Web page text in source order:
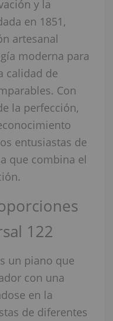
y la
en 1851,
artesanal
moderna para
calidad de
Con
la perfección,
entusiastas de
que combina el
122
un piano que
con una
en la
de diferentes